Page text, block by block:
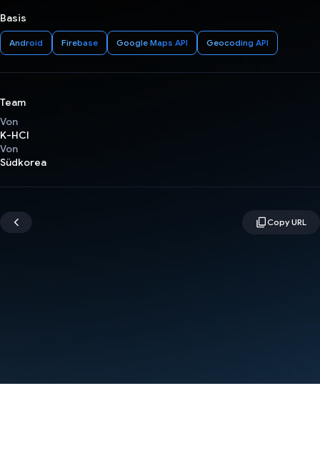
Basis
Android Firebase Google Maps API Geocoding API
Team
Von
K-HCI
Von
Südkorea